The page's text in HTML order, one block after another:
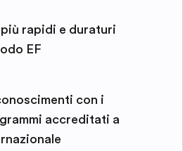
rapidi e duraturi
EF
con i
accreditati a